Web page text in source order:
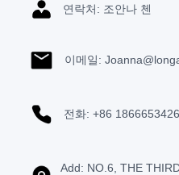
연락처: 조안나 첸
이메일:
전화: +86
Add: NO.6, THE